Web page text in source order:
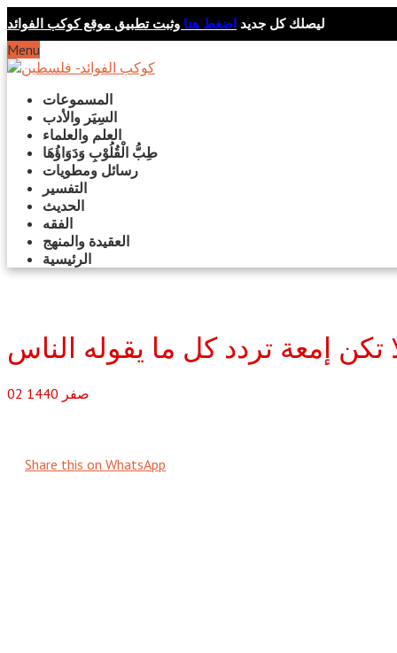
ليصلك كل جديد اضغط هنا وثبت تطبيق موقع كوكب الفوائد
Menu
المسموعات
السِيَر والأدب
العلم والعلماء
طِبُّ الْقُلُوْبِ وَدَوَاؤُهَا
رسائل ومطويات
التفسير
الحديث
الفقه
العقيدة والمنهج
الرئيسية
تكن إمعة تردد كل ما يقوله الناس
02 صفر 1440
Share this on WhatsApp